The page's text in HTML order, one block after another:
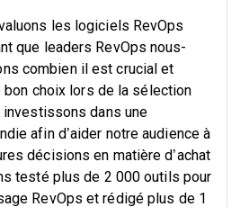
les logiciels RevOps
que leaders RevOps nous-
combien il est crucial et
choix lors de la sélection
investissons dans une
afin d’aider notre audience à
décisions en matière d’achat
testé plus de 2 000 outils pour
RevOps et rédigé plus de 1